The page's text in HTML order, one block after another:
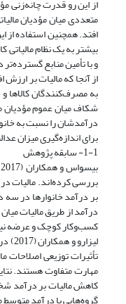
از این رو قدرت چانه‌زنی
متعددی میان مؤدیان
افتد. همچنین استفاده
بیشتر به یک نظام
و با تأمین منابع
از آنجا که مالیات بر
به مصرف‌کنندگان کالاها
شکاف میان عموم مؤدیان
درآمدشان را نسبت به
برای اندازه‌گیری میزان
1-1- سابقه پژوهش
بررسی کرده‌اند. مالیات
بر درآمد خانوارها در
درآمد از طریق مالیات
کسب‌و‌کار کوچک و عرضه
تأثیرات توزیعی
مهارت متفاوت هستند.
کاهش مالیات بر درآمد